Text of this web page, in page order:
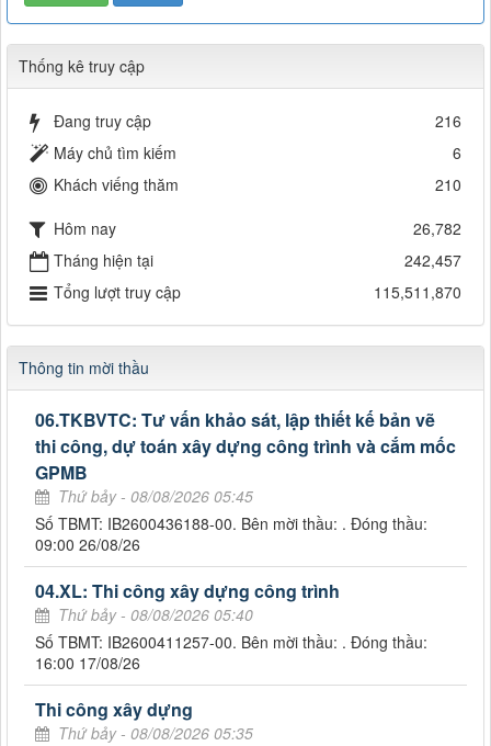
Thống kê truy cập
Đang truy cập
216
Máy chủ tìm kiếm
6
Khách viếng thăm
210
Hôm nay
26,782
Tháng hiện tại
242,457
Tổng lượt truy cập
115,511,870
Thông tin mời thầu
06.TKBVTC: Tư vấn khảo sát, lập thiết kế bản vẽ
thi công, dự toán xây dựng công trình và cắm mốc
GPMB
Thứ bảy - 08/08/2026 05:45
Số TBMT: IB2600436188-00. Bên mời thầu: . Đóng thầu:
09:00 26/08/26
04.XL: Thi công xây dựng công trình
Thứ bảy - 08/08/2026 05:40
Số TBMT: IB2600411257-00. Bên mời thầu: . Đóng thầu:
16:00 17/08/26
Thi công xây dựng
Thứ bảy - 08/08/2026 05:35